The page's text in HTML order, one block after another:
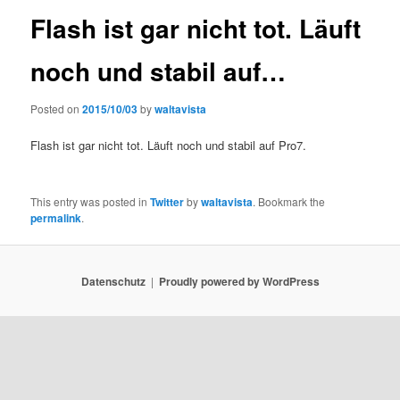
Flash ist gar nicht tot. Läuft
noch und stabil auf…
Posted on2015/10/03bywaltavista
Flash ist gar nicht tot. Läuft noch und stabil auf Pro7.
This entry was posted inTwitterbywaltavista. Bookmark the
permalink.
Datenschutz Proudly powered by WordPress